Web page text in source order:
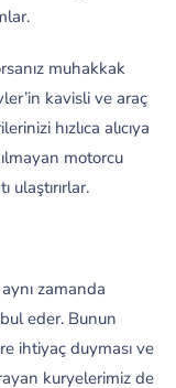
muhakkak
kavisli ve araç
hızlıca alıcıya
motorcu
ulaştırırlar.
zamanda
eder. Bunun
ihtiyaç duyması ve
kuryelerimiz de